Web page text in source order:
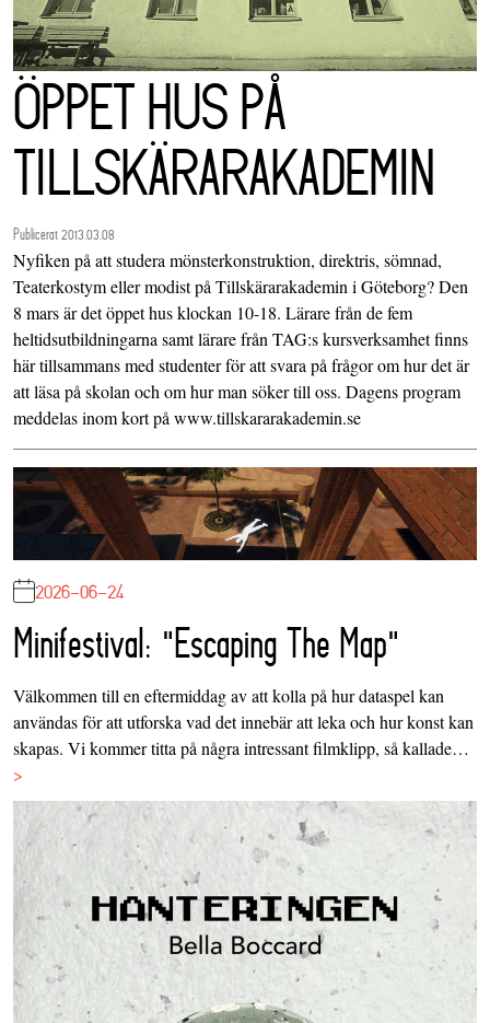
ÖPPET HUS PÅ
TILLSKÄRARAKADEMIN
Publicerat 2013.03.08
Nyfiken på att studera mönsterkonstruktion, direktris, sömnad,
Teaterkostym eller modist på Tillskärarakademin i Göteborg? Den
8 mars är det öppet hus klockan 10-18. Lärare från de fem
heltidsutbildningarna samt lärare från TAG:s kursverksamhet finns
här tillsammans med studenter för att svara på frågor om hur det är
att läsa på skolan och om hur man söker till oss. Dagens program
meddelas inom kort på www.tillskararakademin.se
2026-06-24
Minifestival: "Escaping The Map"
Välkommen till en eftermiddag av att kolla på hur dataspel kan
användas för att utforska vad det innebär att leka och hur konst kan
skapas. Vi kommer titta på några intressant filmklipp, så kallade…
>